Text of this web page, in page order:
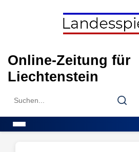
Online-Zeitung für
Liechtenstein
Search
Search